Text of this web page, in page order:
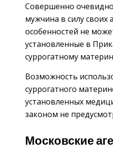
Совершенно
мужчина в силу своих
особенностей не
установленные в
суррогатному
Возможность
суррогатного
установленных
законом не
Московские